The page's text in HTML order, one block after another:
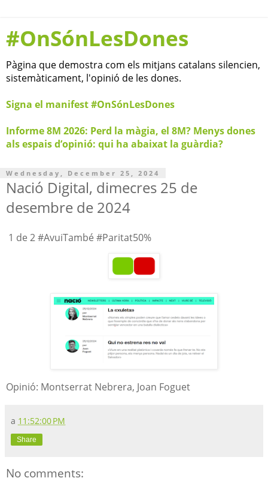
#OnSónLesDones
Pàgina que demostra com els mitjans catalans silencien,
sistemàticament, l'opinió de les dones.
Signa el manifest #OnSónLesDones
Informe 8M 2026: Perd la màgia, el 8M? Menys dones
als espais d’opinió: qui ha abaixat la guàrdia?
Wednesday, December 25, 2024
Nació Digital, dimecres 25 de
desembre de 2024
1 de 2 #AvuiTambé #Paritat50%
Opinió: Montserrat Nebrera, Joan Foguet
a 11:52:00 PM
Share
No comments: